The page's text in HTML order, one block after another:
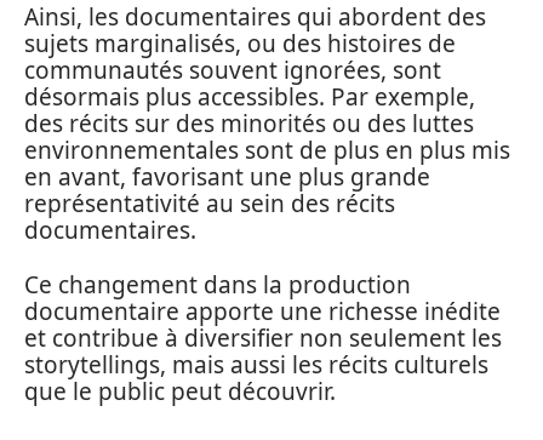
Ainsi, les documentaires qui abordent des
sujets marginalisés, ou des histoires de
communautés souvent ignorées, sont
désormais plus accessibles. Par exemple,
des récits sur des minorités ou des luttes
environnementales sont de plus en plus mis
en avant, favorisant une plus grande
représentativité au sein des récits
documentaires.
Ce changement dans la production
documentaire apporte une richesse inédite
et contribue à diversifier non seulement les
storytellings, mais aussi les récits culturels
que le public peut découvrir.